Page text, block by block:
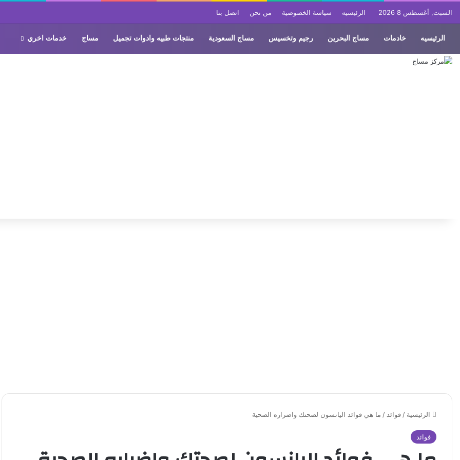
السبت, أغسطس 8 2026 الرئيسيه سياسة الخصوصية من نحن اتصل بنا
الرئيسيه خادمات مساج البحرين رجيم وتخسيس مساج السعودية منتجات طبيه وادوات تجميل مساج خدمات اخري
الرئيسية / فوائد / ما هي فوائد اليانسون لصحتك واضراره الصحية
فوائد